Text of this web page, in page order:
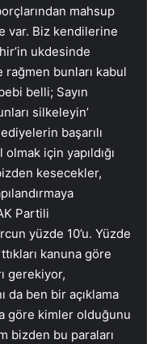
mahsup
var. Biz kendilerine
ukdesinde
bunları kabul
belli; Sayın
silkeleyin’
başarılı
için yapıldığı
kesecekler,
Partili
yüzde 10’u. Yüzde
kanuna göre
gerekiyor,
da ben bir açıklama
göre kimler olduğunu
bizden bu paraları